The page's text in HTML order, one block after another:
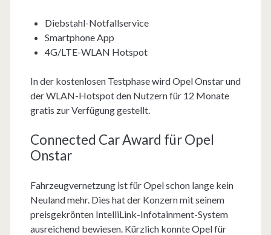
Diebstahl-Notfallservice
Smartphone App
4G/LTE-WLAN Hotspot
In der kostenlosen Testphase wird Opel Onstar und
der WLAN-Hotspot den Nutzern für 12 Monate
gratis zur Verfügung gestellt.
Connected Car Award für Opel
Onstar
Fahrzeugvernetzung ist für Opel schon lange kein
Neuland mehr. Dies hat der Konzern mit seinem
preisgekrönten IntelliLink-Infotainment-System
ausreichend bewiesen. Kürzlich konnte Opel für